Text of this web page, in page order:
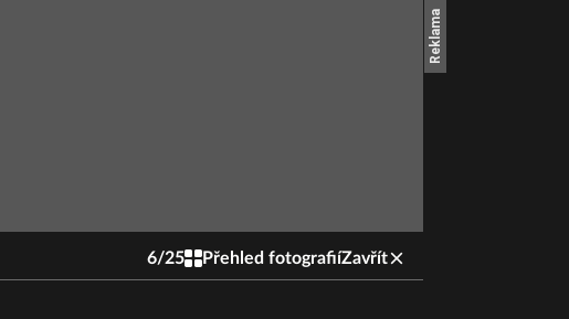
6/25 Přehled fotografiíZavřít